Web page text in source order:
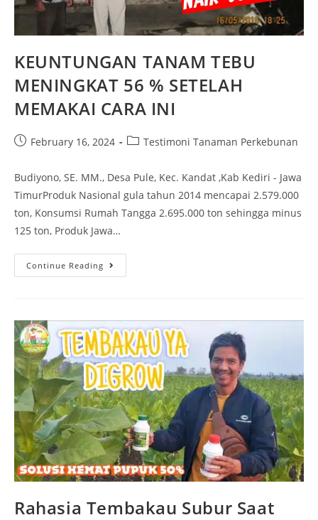
KEUNTUNGAN TANAM TEBU
MENINGKAT 56 % SETELAH
MEMAKAI CARA INI
February 16, 2024 Testimoni Tanaman Perkebunan
Budiyono, SE. MM., Desa Pule, Kec. Kandat ,Kab Kediri - Jawa
TimurProduk Nasional gula tahun 2014 mencapai 2.579.000
ton, Konsumsi Rumah Tangga 2.695.000 ton sehingga minus
125 ton, Produk Jawa…
Continue Reading
Rahasia Tembakau Subur Saat